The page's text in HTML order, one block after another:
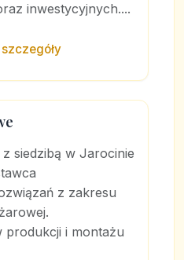
inwestycyjnych....
siedzibą w Jarocinie
z zakresu
produkcji i montażu